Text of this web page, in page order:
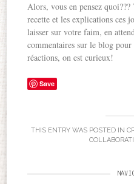
Alors, vous en pensez quoi???
recette et les explications ces
laisser sur votre faim, en
commentaires sur le blog
réactions, on est curieux!
Save
THIS ENTRY WAS POSTED IN